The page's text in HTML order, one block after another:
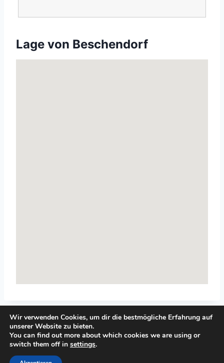
Lage von Beschendorf
© 2026 Top-Systemisches-Coaching.de
Wir verwenden Cookies, um dir die bestmögliche Erfahrung auf
unserer Website zu bieten.
You can find out more about which cookies we are using or
switch them off in settings.